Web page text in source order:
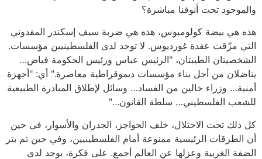
والموجود تحت أنوفنا مباشرة؟
هذه هي بيضة كولومبوس، هذه هي ضربة سيف إسكندر المقدوني
التي مزّقت عقدة غورديوس. لا توجد لدى الفلسطينيين مؤسسات.
الشخصيتان الطيبتان، "الرئيس عباس ورئيس الحكومة فياض…
يناضلان من أجل بناء مؤسسات ديموقراطية معاصرة." أي: "أجهزة
أمنية… وزراء خالين من الفساد… وسائل لإطلاق المبادرة الطبيعية
للشعب الفلسطيني… سلطة القانون…"
كل ذلك تحت الاحتلال، خلف الحواجز، الجدران والأسوار، في حين
أن الطرقات الرئيسية ممنوعة أمام الفلسطينيين، وفي حين تم بتر
الضفة الغربية وعزلها عن العالم أجمع. على فكرة، يوجد لدى